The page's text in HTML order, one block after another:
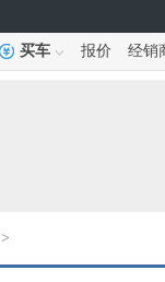
买车 报价 经销
>